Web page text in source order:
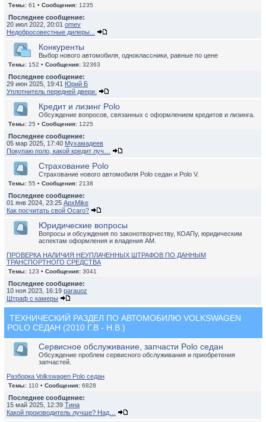
Темы: 61 • Сообщения: 1235
Последнее сообщение:
20 июл 2022, 20:01 omev
Недобросовестные дилеры...
Конкуренты
Выбор нового автомобиля, одноклассники, равные по цене
Темы: 152 • Сообщения: 32363
Последнее сообщение:
29 июн 2025, 19:41 Юрий Б
Уплотнитель передней двери.
Кредит и лизинг Polo
Обсуждение вопросов, связанных с оформлением кредитов и лизинга.
Темы: 25 • Сообщения: 1225
Последнее сообщение:
05 мар 2025, 17:40 Мухамадеев
Покупаю поло, какой кредит луч…
Страхование Polo
Страхование нового автомобиля Polo седан и Polo V.
Темы: 55 • Сообщения: 2138
Последнее сообщение:
01 янв 2024, 23:25 ApxMike
Как посчитать свой Осаго?
Юридические вопросы
Вопросы и обсуждения по законотворчеству, КОАПу, юридическим
аспектам оформления и владения АМ.
ПРОВЕРКА НАЛИЧИЯ НЕУПЛАЧЕННЫХ ШТРАФОВ ПО ДАННЫМ
ТРАНСПОРТНОГО СРЕДСТВА
Темы: 123 • Сообщения: 3041
Последнее сообщение:
10 ноя 2023, 16:19 parauoz
Штраф с камеры
ТЕХНИЧЕСКИЙ РАЗДЕЛ ПО АВТОМОБИЛЮ VOLKSWAGEN
POLO СЕДАН (2010 Г.В - Н.В.)
Сервисное обслуживание, запчасти Polo седан
Обсуждение проблем сервисного обслуживания и приобретения
запчастей.
Разборка Volkswagen Polo седан
Темы: 110 • Сообщения: 6828
Последнее сообщение:
15 май 2025, 12:39 Тина
Какой производитель лучше? Над…